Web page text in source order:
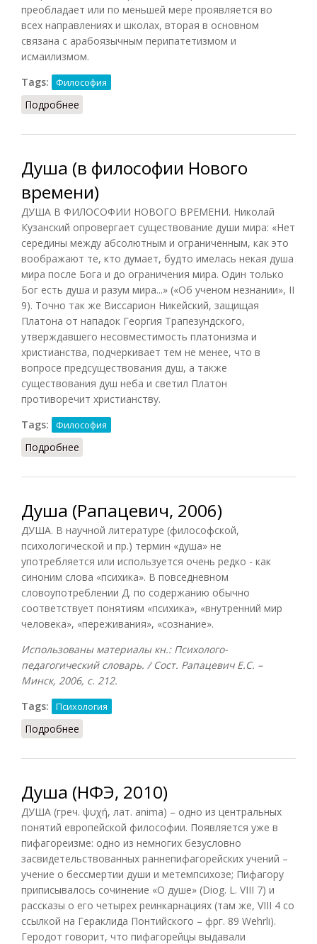
преобладает или по меньшей мере проявляется во
всех направлениях и школах, вторая в основном
связана с арабоязычным перипатетизмом и
исмаилизмом.
Tags:
Философия
Подробнее
Душа (в философии Нового
времени)
ДУША В ФИЛОСОФИИ НОВОГО ВРЕМЕНИ. Николай
Кузанский опровергает существование души мира: «Нет
середины между абсолютным и ограниченным, как это
воображают те, кто думает, будто имелась некая душа
мира после Бога и до ограничения мира. Один только
Бог есть душа и разум мира...» («Об ученом незнании», II
9). Точно так же Виссарион Никейский, защищая
Платона от нападок Георгия Трапезундского,
утверждавшего несовместимость платонизма и
христианства, подчеркивает тем не менее, что в
вопросе предсуществования душ, а также
существования душ неба и светил Платон
противоречит христианству.
Tags:
Философия
Подробнее
Душа (Рапацевич, 2006)
ДУША. В научной литературе (философской,
психологической и пр.) термин «душа» не
употребляется или используется очень редко - как
синоним слова «психика». В повседневном
словоупотреблении Д. по содержанию обычно
соответствует понятиям «психика», «внутренний мир
человека», «переживания», «сознание».
Использованы материалы кн.: Психолого-
педагогический словарь. / Сост. Рапацевич Е.С. –
Минск, 2006, с. 212.
Tags:
Психология
Подробнее
Душа (НФЭ, 2010)
ДУША (греч. ψυχή, лат. anima) – одно из центральных
понятий европейской философии. Появляется уже в
пифагореизме: одно из немногих безусловно
засвидетельствованных раннепифагорейских учений –
учение о бессмертии души и метемпсихозе; Пифагору
приписывалось сочинение «О душе» (Diog. L. VIII 7) и
рассказы о его четырех реинкарнациях (там же, VIII 4 со
ссылкой на Гераклида Понтийского – фрг. 89 Wehrli).
Геродот говорит, что пифагорейцы выдавали